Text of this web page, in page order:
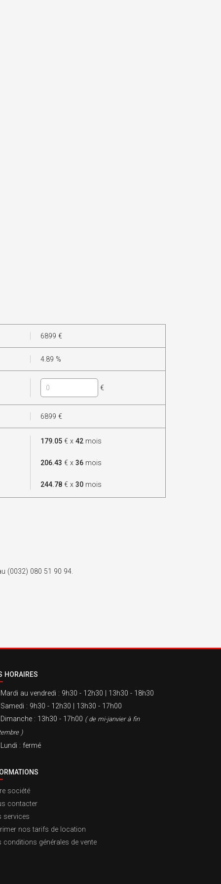
6899 €
4.89 %
€
6899 €
179.05 € x 42 mois
206.43 € x 36 mois
244.78 € x 30 mois
(0032) 080 51 90 94.
HORAIRES
Mardi au vendredi : 9h30 - 12h30 | 13h30 - 18h30
Samedi : 9h30 - 12h30 | 13h30 - 17h00
Dimanche : 13h30 - 17h00 ( de mi-janvier à fin
)
Lundi : fermé
société
contacter
services
nos tarifs de location
conditions générales de vente